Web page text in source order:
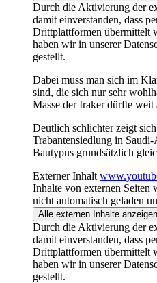
Durch die Aktivierung der
damit einverstanden, dass
Drittplattformen übermittelt
haben wir in unserer
gestellt.
Dabei muss man sich im
sind, die sich nur sehr
Masse der Iraker dürfte weit
Deutlich schlichter zeigt
Trabantensiedlung in
Bautypus grundsätzlich
Externer Inhalt
Inhalte von externen Seiten
nicht automatisch geladen
Alle externen Inhalte anzeigen
Durch die Aktivierung der
damit einverstanden, dass
Drittplattformen übermittelt
haben wir in unserer
gestellt.